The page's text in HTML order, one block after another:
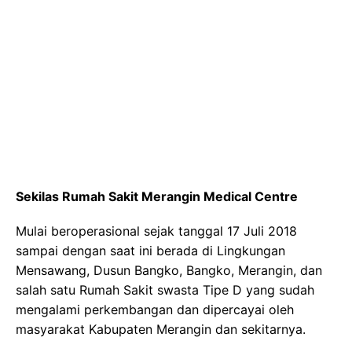
Sekilas Rumah Sakit Merangin Medical Centre
Mulai beroperasional sejak tanggal 17 Juli 2018
sampai dengan saat ini berada di Lingkungan
Mensawang, Dusun Bangko, Bangko, Merangin, dan
salah satu Rumah Sakit swasta Tipe D yang sudah
mengalami perkembangan dan dipercayai oleh
masyarakat Kabupaten Merangin dan sekitarnya.